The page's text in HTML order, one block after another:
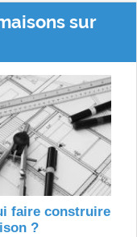
sur
faire construire
?